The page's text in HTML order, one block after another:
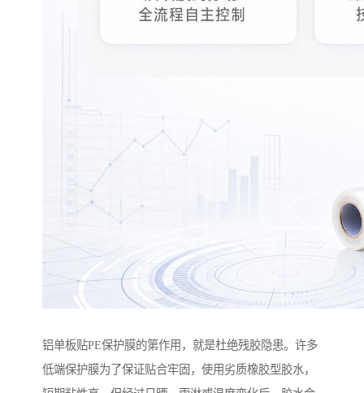
铝单板贴PE保护膜的第作用，就是杜绝残胶隐患。许多
低端保护膜为了保证贴合牢固，使用劣质橡胶型胶水，